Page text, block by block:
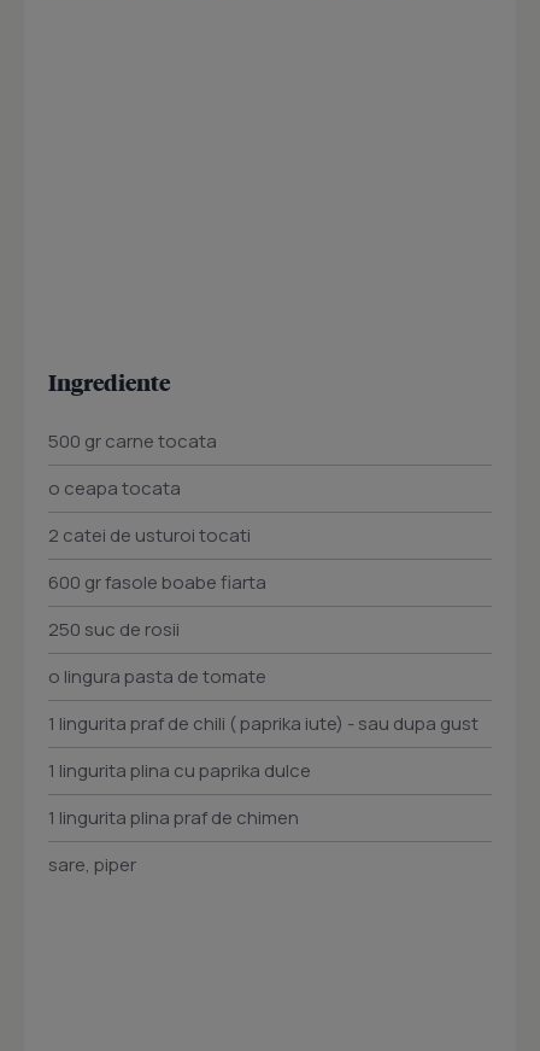
Ingrediente
500 gr carne tocata
o ceapa tocata
2 catei de usturoi tocati
600 gr fasole boabe fiarta
250 suc de rosii
o lingura pasta de tomate
1 lingurita praf de chili ( paprika iute) - sau dupa gust
1 lingurita plina cu paprika dulce
1 lingurita plina praf de chimen
sare, piper